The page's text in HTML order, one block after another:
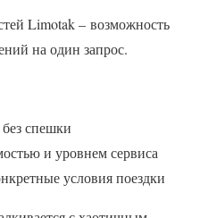
Limotak – возможность
на один запрос.
спешки
и уровнем сервиса
условия поездки